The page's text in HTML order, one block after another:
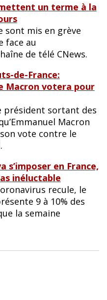
un terme à la
sont mis en grève
face au
de télé CNews.
de-France:
Macron votera pour
président sortant des
Macron
vote contre le
s’imposer en France,
inéluctable
recule, le
9 à 10% des
la semaine